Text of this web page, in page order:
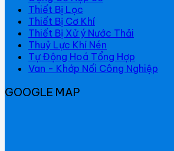
Thiết Bị Lọc
Thiết Bị Cơ Khí
Thiết Bị Xử ý Nước Thải
Thuỷ Lực Khí Nén
Tự Động Hoá Tổng Hợp
Van - Khớp Nối Công Nghiệp
GOOGLE MAP